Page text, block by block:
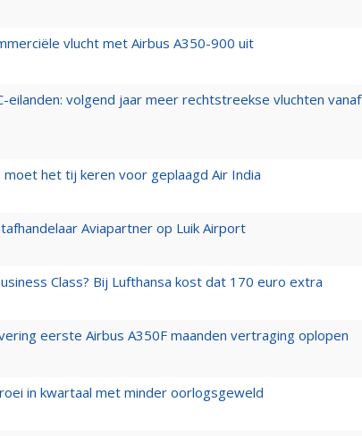
vlucht met Airbus A350-900 uit
eilanden: volgend jaar meer rechtstreekse vluchten vanaf
moet het tij keren voor geplaagd Air India
Aviapartner op Luik Airport
Class? Bij Lufthansa kost dat 170 euro extra
eerste Airbus A350F maanden vertraging oplopen
in kwartaal met minder oorlogsgeweld